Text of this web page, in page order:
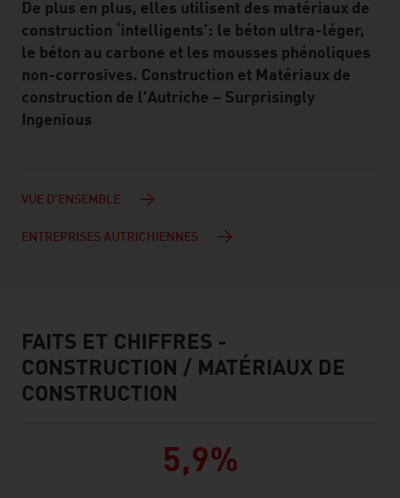
De plus en plus, elles utilisent des matériaux de
construction ‘intelligents’: le béton ultra-léger,
le béton au carbone et les mousses phénoliques
non-corrosives. Construction et Matériaux de
construction de l'Autriche – Surprisingly
Ingenious
VUE D'ENSEMBLE
ENTREPRISES AUTRICHIENNES
facts & figures
FAITS ET CHIFFRES -
CONSTRUCTION / MATÉRIAUX DE
CONSTRUCTION
5,9%